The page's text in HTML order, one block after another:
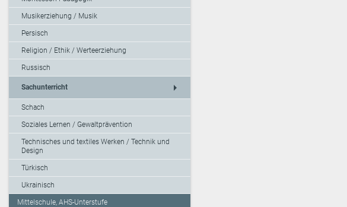
Musikerziehung / Musik
Persisch
Religion / Ethik / Werteerziehung
Russisch
Sachunterricht arrow_right
Schach
Soziales Lernen / Gewaltprävention
Technisches und textiles Werken / Technik und
Design
Türkisch
Ukrainisch
Mittelschule, AHS-Unterstufe